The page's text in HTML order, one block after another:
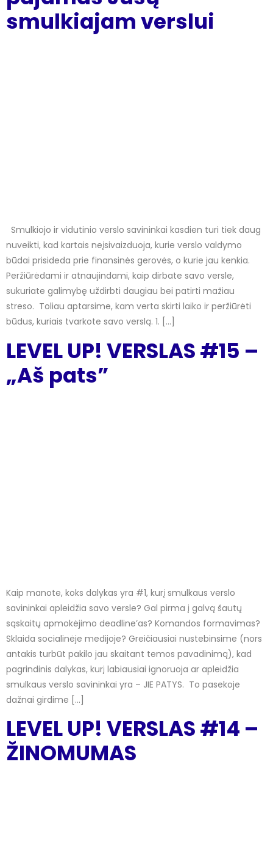
smulkiajam verslui
Smulkiojo ir vidutinio verslo savininkai kasdien turi tiek daug
nuveikti, kad kartais neįsivaizduoja, kurie verslo valdymo
būdai prisideda prie finansinės gerovės, o kurie jau kenkia.
Peržiūrėdami ir atnaujindami, kaip dirbate savo versle,
sukuriate galimybę uždirbti daugiau bei patirti mažiau
streso. Toliau aptarsime, kam verta skirti laiko ir peržiūrėti
būdus, kuriais tvarkote savo verslą. 1. […]
LEVEL UP! VERSLAS #15 –
„Aš pats”
Kaip manote, koks dalykas yra #1, kurį smulkaus verslo
savininkai apleidžia savo versle? Gal pirma į galvą šautų
sąskaitų apmokėjimo deadline’as? Komandos formavimas?
Sklaida socialinėje medijoje? Greičiausiai nustebinsime (nors
antakis turbūt pakilo jau skaitant temos pavadinimą), kad
pagrindinis dalykas, kurį labiausiai ignoruoja ar apleidžia
smulkaus verslo savininkai yra – JIE PATYS. To pasekoje
dažnai girdime […]
LEVEL UP! VERSLAS #14 –
ŽINOMUMAS